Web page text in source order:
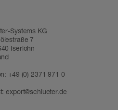
Systems KG
7
Iserlohn
+49 (0) 2371 971 0
export@schlueter.de